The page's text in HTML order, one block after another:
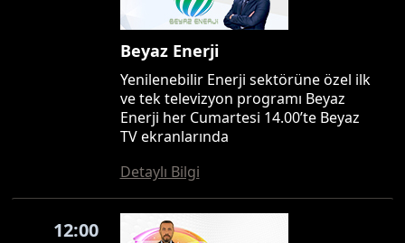
Beyaz Enerji
Yenilenebilir Enerji sektörüne özel ilk
ve tek televizyon programı Beyaz
Enerji her Cumartesi 14.00’te Beyaz
TV ekranlarında
Detaylı Bilgi
12:00